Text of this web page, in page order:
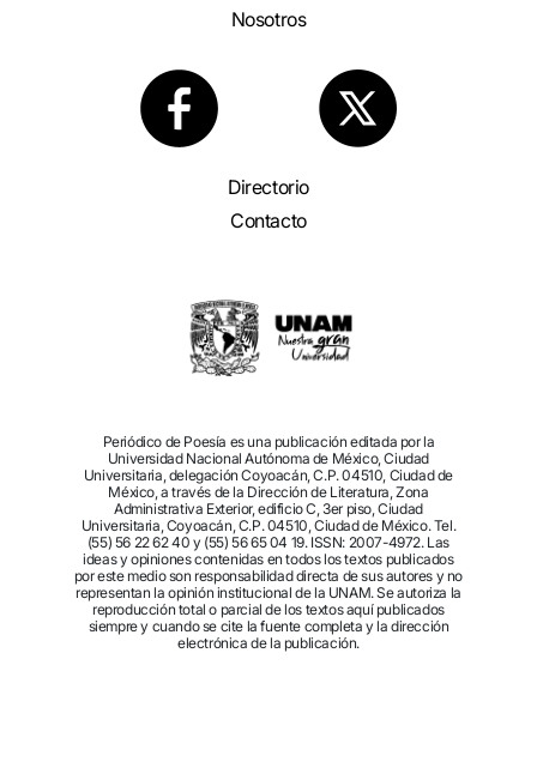
Nosotros
Directorio
Contacto
Periódico de Poesía es una publicación editada por la
Universidad Nacional Autónoma de México, Ciudad
Universitaria, delegación Coyoacán, C.P. 04510, Ciudad de
México, a través de la Dirección de Literatura, Zona
Administrativa Exterior, edificio C, 3er piso, Ciudad
Universitaria, Coyoacán, C.P. 04510, Ciudad de México. Tel.
(55) 56 22 62 40 y (55) 56 65 04 19. ISSN: 2007-4972. Las
ideas y opiniones contenidas en todos los textos publicados
por este medio son responsabilidad directa de sus autores y no
representan la opinión institucional de la UNAM. Se autoriza la
reproducción total o parcial de los textos aquí publicados
siempre y cuando se cite la fuente completa y la dirección
electrónica de la publicación.